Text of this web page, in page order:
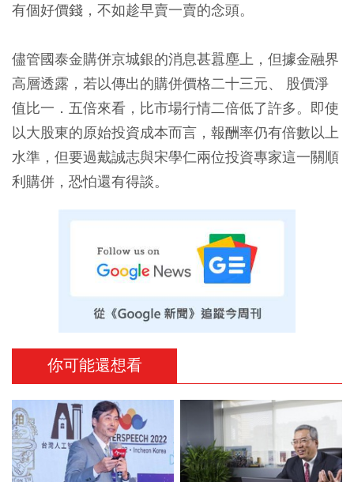
有個好價錢，不如趁早賣一賣的念頭。
儘管國泰金購併京城銀的消息甚囂塵上，但據金融界
高層透露，若以傳出的購併價格二十三元、 股價淨
值比一．五倍來看，比市場行情二倍低了許多。即使
以大股東的原始投資成本而言，報酬率仍有倍數以上
水準，但要過戴誠志與宋學仁兩位投資專家這一關順
利購併，恐怕還有得談。
你可能還想看